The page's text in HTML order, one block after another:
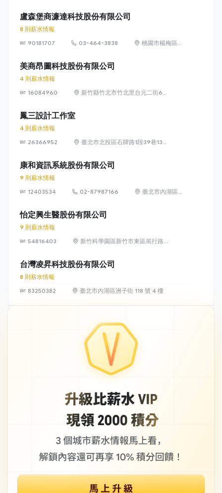
盧森堡商濂達科技股份有限公司
8 則薪水情報
90181707
03-464-3838
桃園市楊梅區高
美商昂圖科技股份有限公司
4 則薪水情報
16084960
新竹縣竹北市竹北里台元二街6號
鳳三設計工作室
4 則薪水情報
26366952
臺北市北投區石牌路1段39巷134
康和資訊系統股份有限公司
9 則薪水情報
12403534
02-87987166
臺北市內湖區瑞
怡定興生醫股份有限公司
9 則薪水情報
54816403
新竹科學園區新竹市東區篤行路6
台灣凌昇科技股份有限公司
8 則薪水情報
83250382
臺北市內湖區洲子街 118 號 4 樓